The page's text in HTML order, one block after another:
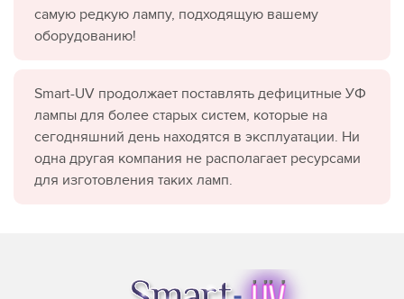
самую редкую лампу, подходящую вашему
оборудованию!
Smart-UV продолжает поставлять дефицитные УФ
лампы для более старых систем, которые на
сегодняшний день находятся в эксплуатации. Ни
одна другая компания не располагает ресурсами
для изготовления таких ламп.